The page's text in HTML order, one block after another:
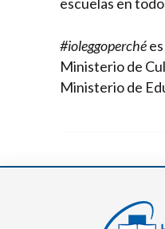
#ioleggoperché
Ministerio de
Ministerio de